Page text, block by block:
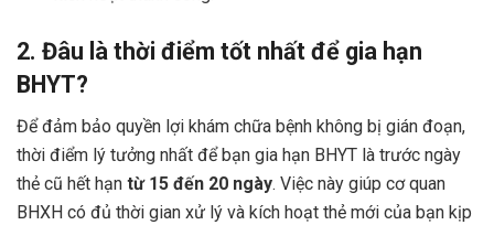
2. Đâu là thời điểm tốt nhất để gia hạn
BHYT?
Để đảm bảo quyền lợi khám chữa bệnh không bị gián đoạn,
thời điểm lý tưởng nhất để bạn gia hạn BHYT là trước ngày
thẻ cũ hết hạn từ 15 đến 20 ngày. Việc này giúp cơ quan
BHXH có đủ thời gian xử lý và kích hoạt thẻ mới của bạn kịp